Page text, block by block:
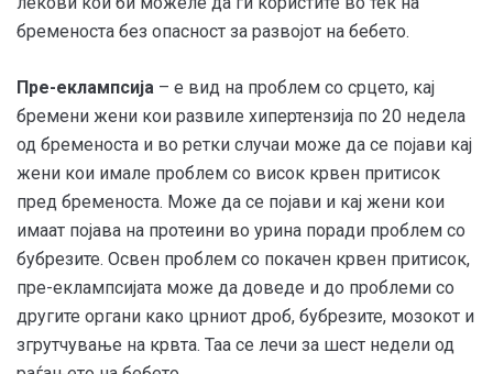
бременоста без опасност за развојот на бебето.
Пре-еклампсија – е вид на проблем со срцето, кај
бремени жени кои развиле хипертензија по 20 недела
од бременоста и во ретки случаи може да се појави кај
жени кои имале проблем со висок крвен притисок
пред бременоста. Може да се појави и кај жени кои
имаат појава на протеини во урина поради проблем со
бубрезите. Освен проблем со покачен крвен притисок,
пре-еклампсијата може да доведе и до проблеми со
другите органи како црниот дроб, бубрезите, мозокот и
згрутчување на крвта. Таа се лечи за шест недели од